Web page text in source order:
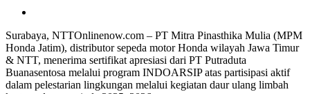
Surabaya, NTTOnlinenow.com – PT Mitra Pinasthika Mulia (MPM
Honda Jatim), distributor sepeda motor Honda wilayah Jawa Timur
& NTT, menerima sertifikat apresiasi dari PT Putraduta
Buanasentosa melalui program INDOARSIP atas partisipasi aktif
dalam pelestarian lingkungan melalui kegiatan daur ulang limbah